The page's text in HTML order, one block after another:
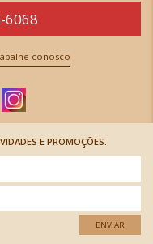
6068
conosco
E PROMOÇÕES.
ENVIAR